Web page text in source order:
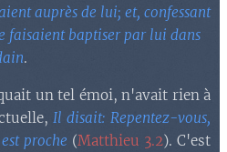
auprès de lui; et, confessant
faisaient baptiser par lui dans
.
un tel émoi, n'avait rien à
Il disait: Repentez-vous,
proche (Matthieu 3.2). C'est